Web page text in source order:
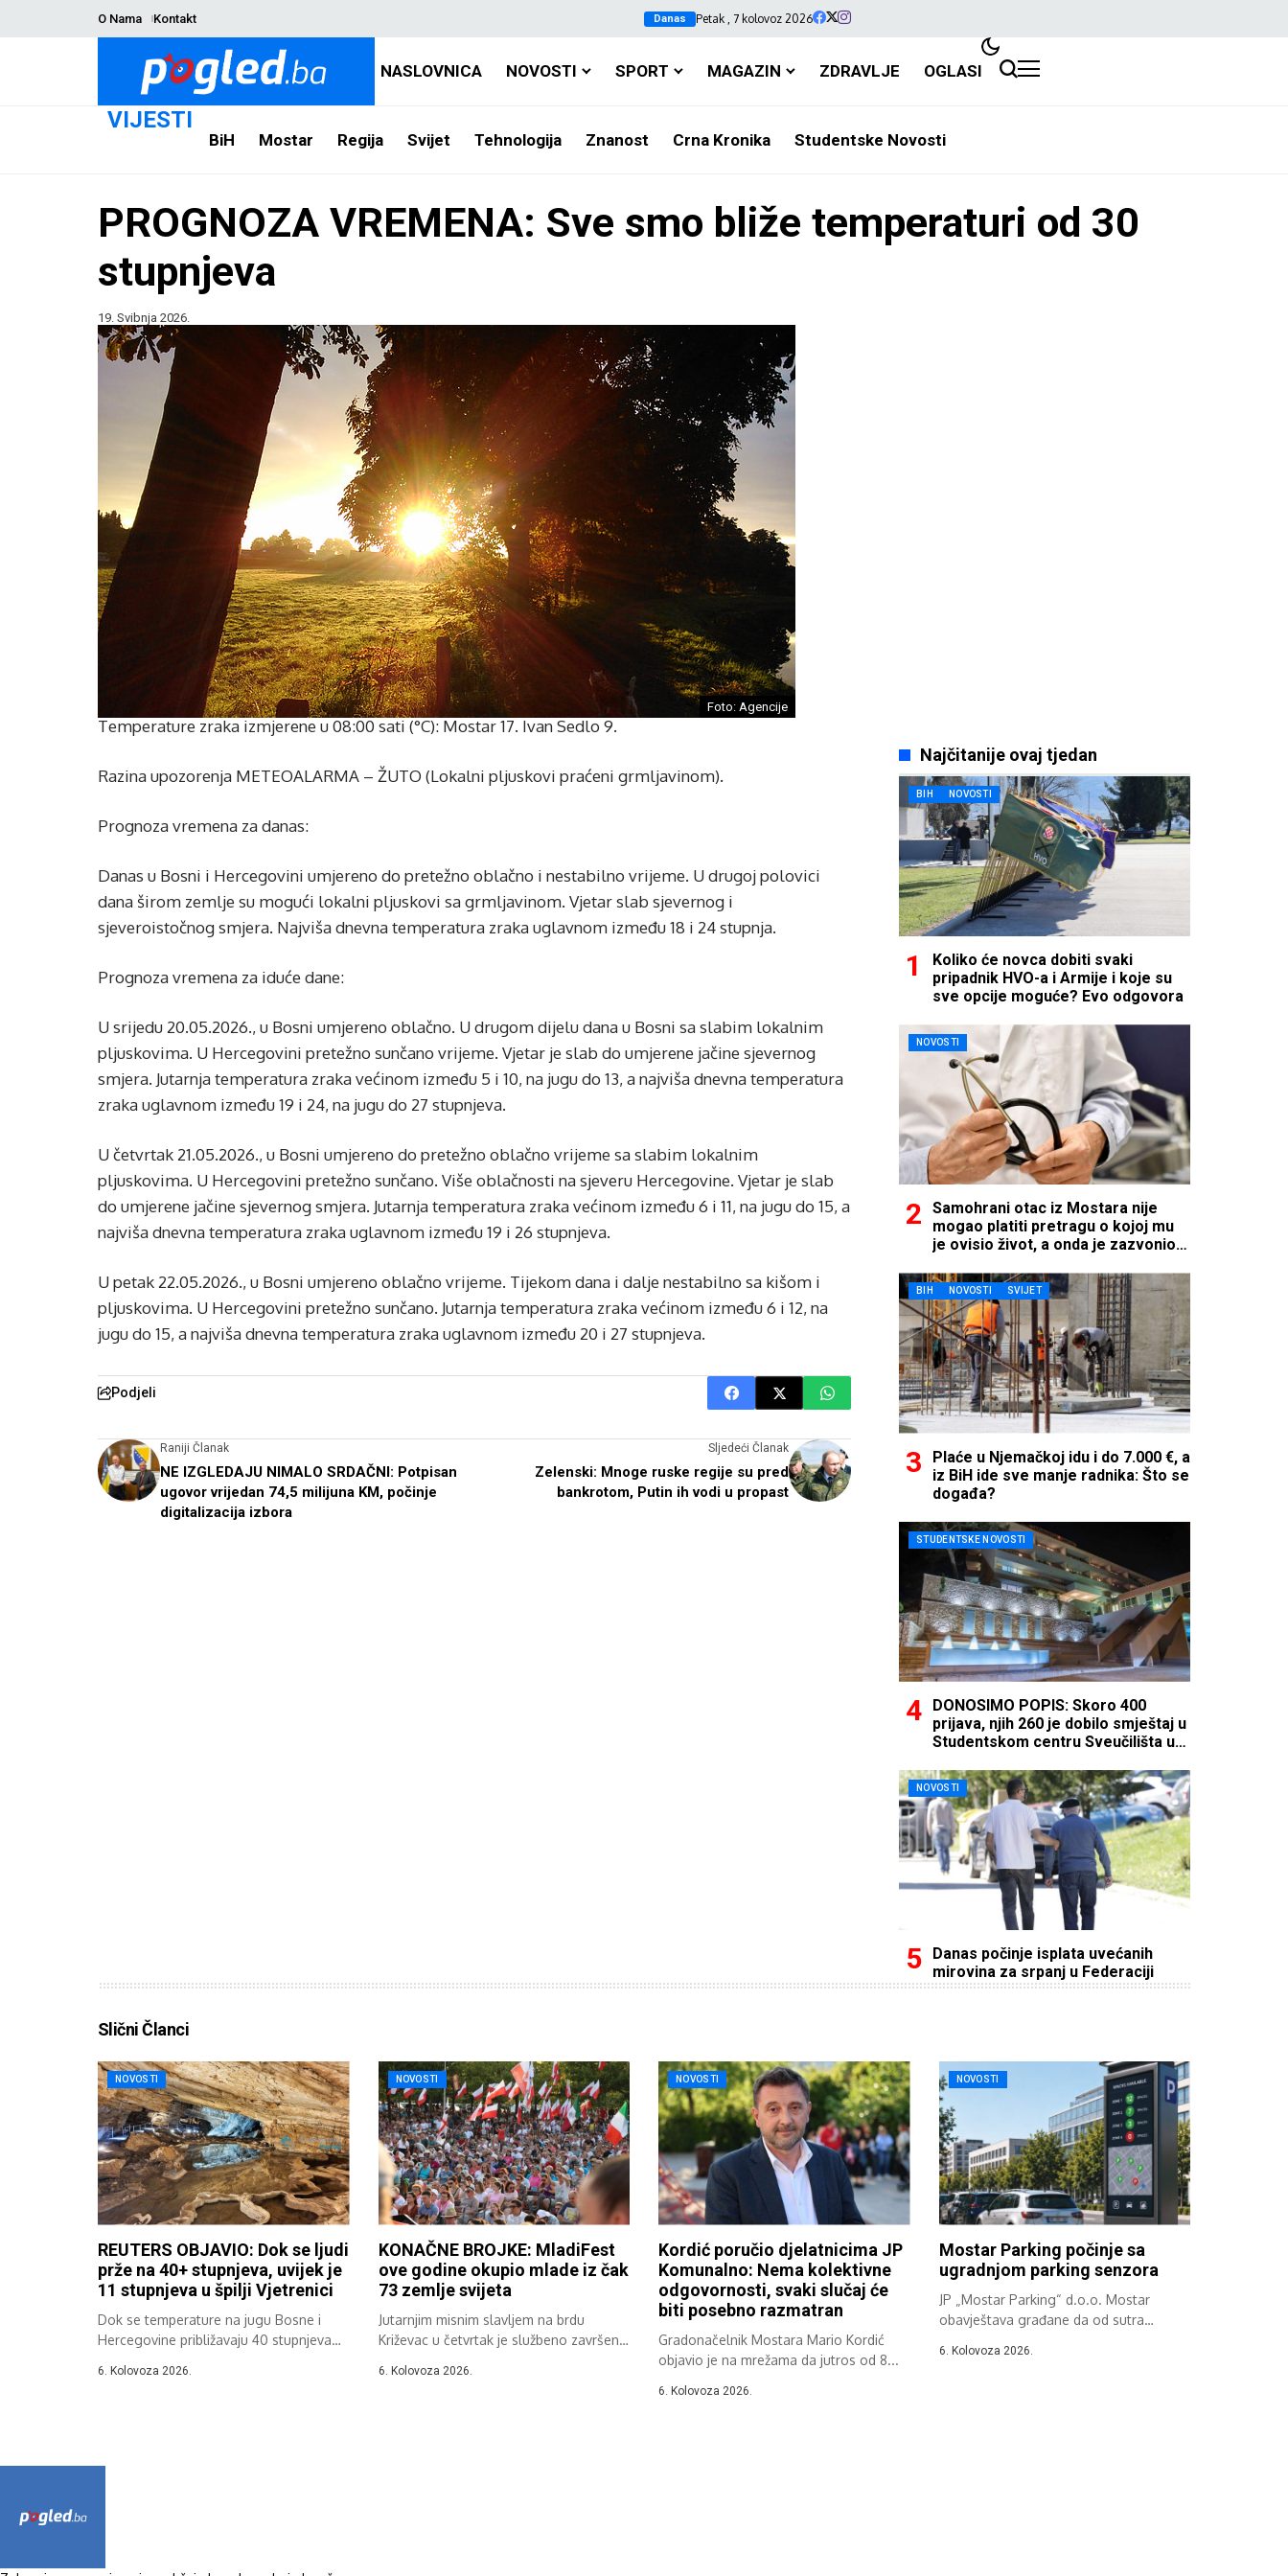
O Nama Kontakt Danas Petak , 7 kolovoz 2026
NASLOVNICA NOVOSTI SPORT MAGAZIN ZDRAVLJE OGLASI
VIJESTI
BiH Mostar Regija Svijet Tehnologija Znanost Crna Kronika Studentske Novosti
PROGNOZA VREMENA: Sve smo bliže temperaturi od 30
stupnjeva
19. Svibnja 2026.
Foto: Agencije
Temperature zraka izmjerene u 08:00 sati (°C): Mostar 17. Ivan Sedlo 9.
Razina upozorenja METEOALARMA – ŽUTO (Lokalni pljuskovi praćeni grmljavinom).
Prognoza vremena za danas:
Danas u Bosni i Hercegovini umjereno do pretežno oblačno i nestabilno vrijeme. U drugoj polovici
dana širom zemlje su mogući lokalni pljuskovi sa grmljavinom. Vjetar slab sjevernog i
sjeveroistočnog smjera. Najviša dnevna temperatura zraka uglavnom između 18 i 24 stupnja.
Prognoza vremena za iduće dane:
U srijedu 20.05.2026., u Bosni umjereno oblačno. U drugom dijelu dana u Bosni sa slabim lokalnim
pljuskovima. U Hercegovini pretežno sunčano vrijeme. Vjetar je slab do umjerene jačine sjevernog
smjera. Jutarnja temperatura zraka većinom između 5 i 10, na jugu do 13, a najviša dnevna temperatura
zraka uglavnom između 19 i 24, na jugu do 27 stupnjeva.
U četvrtak 21.05.2026., u Bosni umjereno do pretežno oblačno vrijeme sa slabim lokalnim
pljuskovima. U Hercegovini pretežno sunčano. Više oblačnosti na sjeveru Hercegovine. Vjetar je slab
do umjerene jačine sjevernog smjera. Jutarnja temperatura zraka većinom između 6 i 11, na jugu do 15, a
najviša dnevna temperatura zraka uglavnom između 19 i 26 stupnjeva.
U petak 22.05.2026., u Bosni umjereno oblačno vrijeme. Tijekom dana i dalje nestabilno sa kišom i
pljuskovima. U Hercegovini pretežno sunčano. Jutarnja temperatura zraka većinom između 6 i 12, na
jugu do 15, a najviša dnevna temperatura zraka uglavnom između 20 i 27 stupnjeva.
Podjeli
Raniji Članak
NE IZGLEDAJU NIMALO SRDAČNI: Potpisan
ugovor vrijedan 74,5 milijuna KM, počinje
digitalizacija izbora
Sljedeći Članak
Zelenski: Mnoge ruske regije su pred
bankrotom, Putin ih vodi u propast
Najčitanije ovaj tjedan
BIH NOVOSTI
Koliko će novca dobiti svaki
pripadnik HVO-a i Armije i koje su
sve opcije moguće? Evo odgovora
NOVOSTI
Samohrani otac iz Mostara nije
mogao platiti pretragu o kojoj mu
je ovisio život, a onda je zazvonio
BIH NOVOSTI SVIJET
Plaće u Njemačkoj idu i do 7.000 €, a
iz BiH ide sve manje radnika: Što se
događa?
STUDENTSKE NOVOSTI
DONOSIMO POPIS: Skoro 400
prijava, njih 260 je dobilo smještaj u
Studentskom centru Sveučilišta u
NOVOSTI
Danas počinje isplata uvećanih
mirovina za srpanj u Federaciji
Slični Članci
NOVOSTI
REUTERS OBJAVIO: Dok se ljudi
prže na 40+ stupnjeva, uvijek je
11 stupnjeva u špilji Vjetrenici
Dok se temperature na jugu Bosne i
Hercegovine približavaju 40 stupnjeva
6. Kolovoza 2026.
NOVOSTI
KONAČNE BROJKE: MladiFest
ove godine okupio mlade iz čak
73 zemlje svijeta
Jutarnjim misnim slavljem na brdu
Križevac u četvrtak je službeno završen
6. Kolovoza 2026.
NOVOSTI
Kordić poručio djelatnicima JP
Komunalno: Nema kolektivne
odgovornosti, svaki slučaj će
biti posebno razmatran
Gradonačelnik Mostara Mario Kordić
objavio je na mrežama da jutros od 8...
6. Kolovoza 2026.
NOVOSTI
Mostar Parking počinje sa
ugradnjom parking senzora
JP „Mostar Parking“ d.o.o. Mostar
obavještava građane da od sutra
6. Kolovoza 2026.